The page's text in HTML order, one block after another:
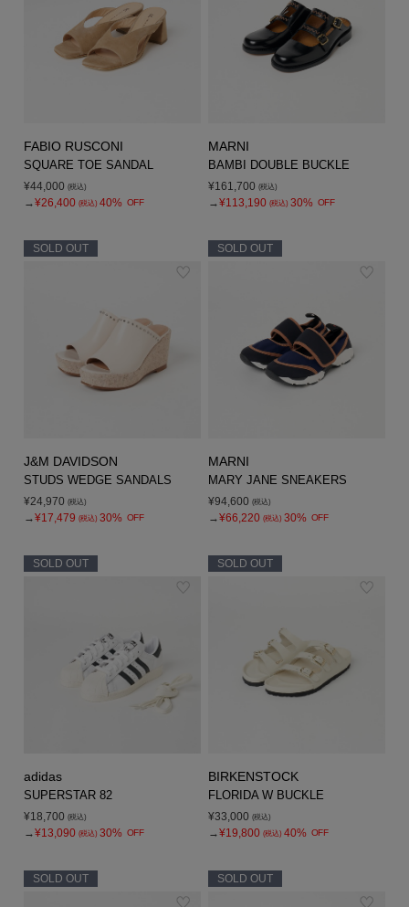
FABIO RUSCONI
SQUARE TOE SANDAL
¥44,000 (税込)
→¥26,400 (税込) 40% OFF
MARNI
BAMBI DOUBLE BUCKLE
¥161,700 (税込)
→¥113,190 (税込) 30% OFF
SOLD OUT
J&M DAVIDSON
STUDS WEDGE SANDALS
¥24,970 (税込)
→¥17,479 (税込) 30% OFF
SOLD OUT
MARNI
MARY JANE SNEAKERS
¥94,600 (税込)
→¥66,220 (税込) 30% OFF
SOLD OUT
adidas
SUPERSTAR 82
¥18,700 (税込)
→¥13,090 (税込) 30% OFF
SOLD OUT
BIRKENSTOCK
FLORIDA W BUCKLE
¥33,000 (税込)
→¥19,800 (税込) 40% OFF
SOLD OUT SOLD OUT